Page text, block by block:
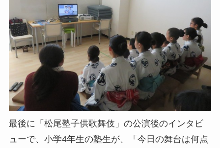
最後に「松尾塾子供歌舞伎」の公演後のインタビ
ューで、小学4年生の塾生が、「今日の舞台は何点